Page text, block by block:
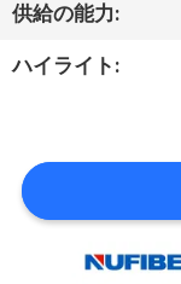
工
場
行
供給の能力:
ハイライト: